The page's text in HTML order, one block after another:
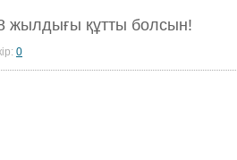
жылдығы құтты болсын!
0